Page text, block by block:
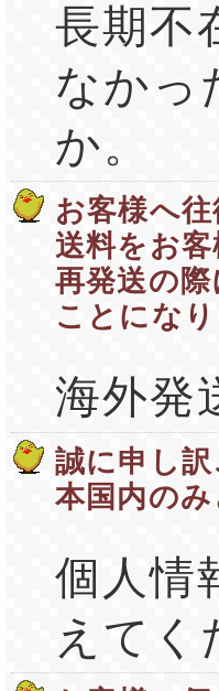
長期不
なかっ
か。
お客様へ
送料をお
再発送の
ことになり
海外発
誠に申し
本国内の
個人情
えてく